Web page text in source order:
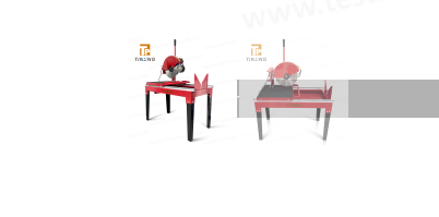
Machine à scier